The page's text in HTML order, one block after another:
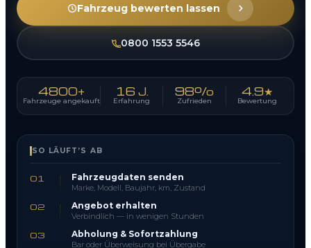
Fahrzeug bewerten lassen
0800 1553 5546
4800+
Fahrzeuge angekauft
16 J.
Erfahrung
98%
Zufrieden
4.9★
Bewertung
SO LÄUFT’S AB
01 Fahrzeugdaten senden
Marke, Modell, Baujahr, km, Zustand
02 Angebot erhalten
Verbindlich — in wenigen Stunden
03 Abholung & Sofortzahlung
Bar oder Überweisung bei Übergabe